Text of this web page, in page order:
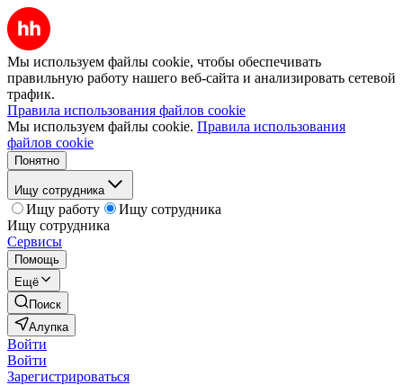
Мы используем файлы cookie, чтобы обеспечивать
правильную работу нашего веб-сайта и анализировать сетевой
трафик.
Правила использования файлов cookie
Мы используем файлы cookie. Правила использования
файлов cookie
Понятно
Ищу сотрудника
Ищу работу
Ищу сотрудника
Ищу сотрудника
Сервисы
Помощь
Ещё
Поиск
Алупка
Войти
Войти
Зарегистрироваться